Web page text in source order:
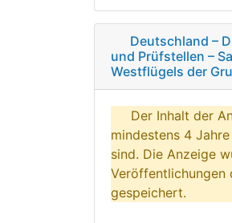
Deutschland –
und Prüfstellen –
Westflügels der
Der Inhalt der
mindestens 4
sind. Die Anzeige
Veröffentlichungen
gespeichert.